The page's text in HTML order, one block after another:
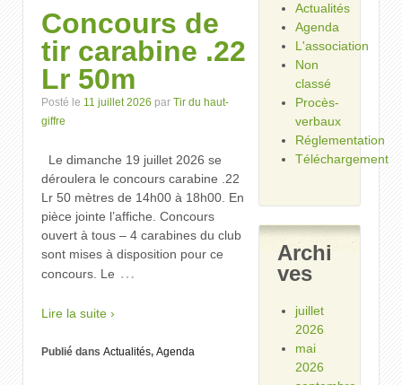
Concours de
tir carabine .22
Lr 50m
Posté le 11 juillet 2026 par Tir du haut-
giffre
Le dimanche 19 juillet 2026 se
déroulera le concours carabine .22
Lr 50 mètres de 14h00 à 18h00. En
pièce jointe l’affiche. Concours
ouvert à tous – 4 carabines du club
sont mises à disposition pour ce
concours. Le …
Lire la suite ›
Publié dans Actualités, Agenda
Actualités
Agenda
L'association
Non
classé
Procès-
verbaux
Réglementation
Téléchargement
Archi
ves
juillet
2026
mai
2026